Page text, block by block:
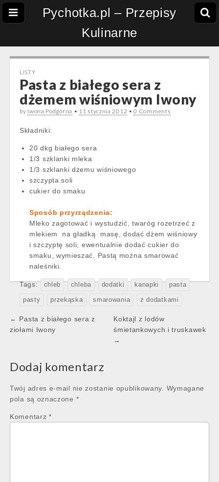
Pychotka.pl – Przepisy
Kulinarne
LISTY
Pasta z białego sera z
dżemem wiśniowym Iwony
by Iwona Podgórna • 11 stycznia 2012 •0 Comments
Składniki:
20 dkg białego sera
1/3 szklanki mleka
1/3 szklanki dżemu wiśniowego
szczypta soli
cukier do smaku
Sposób przyrządzenia:
Mleko zagotować i wystudzić, twaróg rozetrzeć z
mlekiem na gładką masę, dodać dżem wiśniowy
i szczyptę soli, ewentualnie dodać cukier do
smaku, wymieszać. Pastą można smarować
naleśniki.
Tags: chleb chleba dodatki kanapki pasta
pasty przekąska smarowania z dodatkami
Post
navigation
← Pasta z białego sera z
ziołami Iwony
Koktajl z lodów
śmietankowych i truskawek
→
Dodaj komentarz
Twój adres e-mail nie zostanie opublikowany.
Wymagane
pola są oznaczone *
Komentarz *